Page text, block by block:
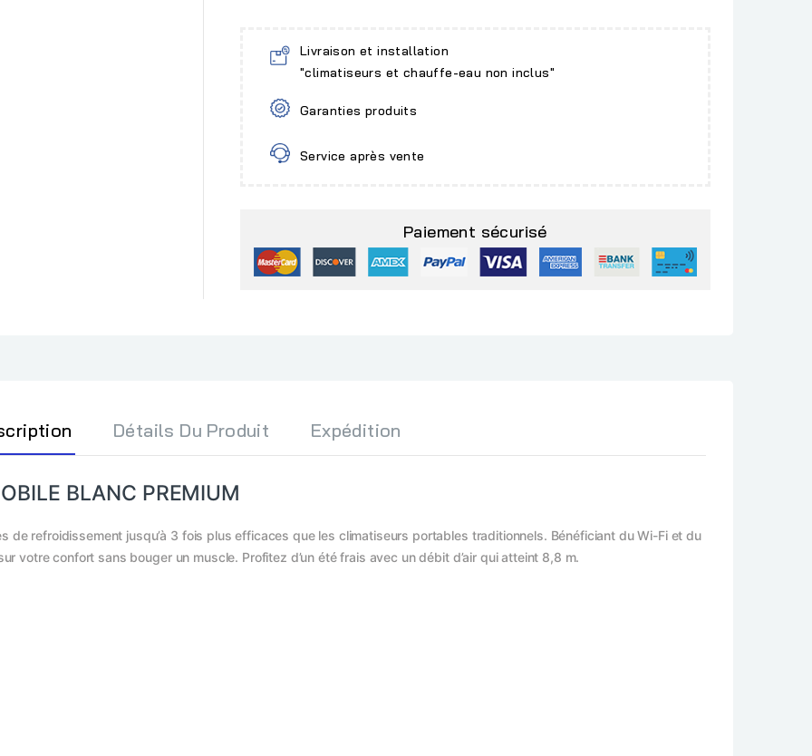
Livraison et installation
"climatiseurs et chauffe-eau non inclus"
Garanties produits
Service après vente
Paiement sécurisé
Détails Du Produit Expédition
BLANC PREMIUM
de refroidissement jusqu’à 3 fois plus efficaces que les climatiseurs portables traditionnels. Bénéficiant du Wi-Fi et du
votre confort sans bouger un muscle. Profitez d’un été frais avec un débit d’air qui atteint 8,8 m.